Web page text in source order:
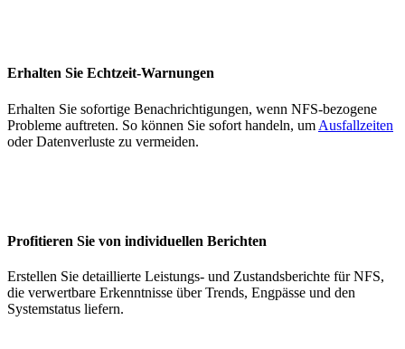
Erhalten Sie Echtzeit-Warnungen
Erhalten Sie sofortige Benachrichtigungen, wenn NFS-bezogene
Probleme auftreten. So können Sie sofort handeln, um Ausfallzeiten
oder Datenverluste zu vermeiden.
Profitieren Sie von individuellen Berichten
Erstellen Sie detaillierte Leistungs- und Zustandsberichte für NFS,
die verwertbare Erkenntnisse über Trends, Engpässe und den
Systemstatus liefern.